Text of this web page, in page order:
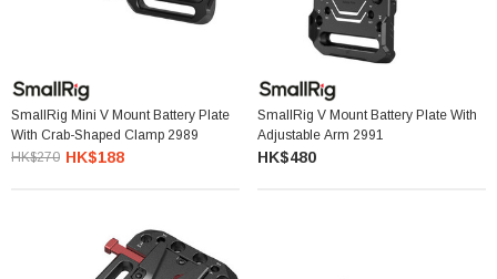
SmallRig Mini V Mount Battery Plate
With Crab-Shaped Clamp 2989
HK$270 HK$188
SmallRig V Mount Battery Plate With
Adjustable Arm 2991
HK$480